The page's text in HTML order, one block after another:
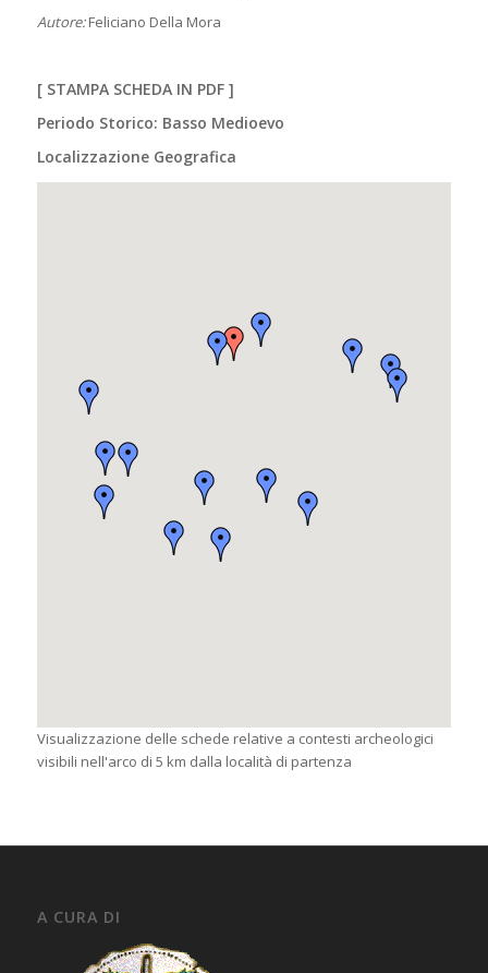
Autore:Feliciano Della Mora
[ STAMPA SCHEDA IN PDF]
Periodo Storico: Basso Medioevo
Localizzazione Geografica
Visualizzazione delle schede relative a contesti archeologici
visibili nell'arco di 5 km dalla località di partenza
A CURA DI